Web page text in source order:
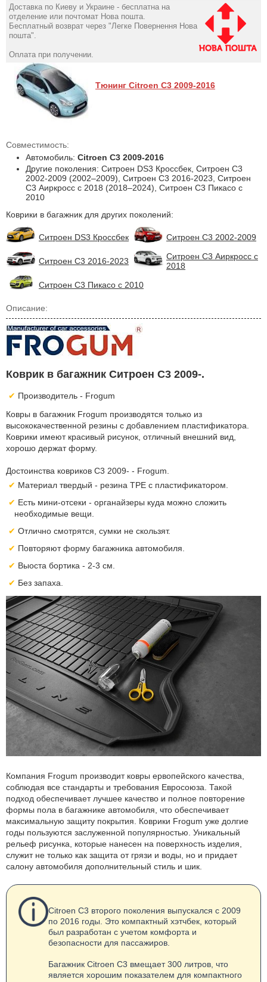
Доставка по Киеву и Украине - бесплатна на
отделение или почтомат Нова пошта.
Бесплатный возврат через "Легке Повернення Нова
пошта".
Оплата при получении.
Тюнинг Citroen C3 2009-2016
Совместимость:
Автомобиль: Citroen C3 2009-2016
Другие поколения: Ситроен DS3 Кроссбек, Ситроен С3
2002-2009 (2002–2009), Ситроен С3 2016-2023, Ситроен
С3 Аиркросс с 2018 (2018–2024), Ситроен С3 Пикасо с
2010
Коврики в багажник для других поколений:
Ситроен DS3 Кроссбек Ситроен С3 2002-2009
Ситроен С3 2016-2023
Ситроен С3 Аиркросс с
2018
Ситроен С3 Пикасо с 2010
Описание:
Коврик в багажник Ситроен С3 2009-.
Производитель - Frogum
Ковры в багажник Frogum производятся только из
высококачественной резины с добавлением пластификатора.
Коврики имеют красивый рисунок, отличный внешний вид,
хорошо держат форму.
Достоинства ковриков С3 2009- - Frogum.
Материал твердый - резина TPE с пластификатором.
Есть мини-отсеки - органайзеры куда можно сложить
необходимые вещи.
Отлично смотрятся, сумки не скользят.
Повторяют форму багажника автомобиля.
Выоста бортика - 2-3 см.
Без запаха.
Компания Frogum производит ковры ервопейского качества,
соблюдая все стандарты и требования Евросоюза. Такой
подход обеспечивает лучшее качество и полное повторение
формы пола в багажнике автомобиля, что обеспечивает
максимальную защиту покрытия. Коврики Frogum уже долгие
годы пользуются заслуженной популярностью. Уникальный
рельеф рисунка, которые нанесен на поверхность изделия,
служит не только как защита от грязи и воды, но и придает
салону автомобиля дополнительный стиль и шик.
Citroen C3 второго поколения выпускался с 2009
по 2016 годы. Это компактный хэтчбек, который
был разработан с учетом комфорта и
безопасности для пассажиров.
Багажник Citroen C3 вмещает 300 литров, что
является хорошим показателем для компактного